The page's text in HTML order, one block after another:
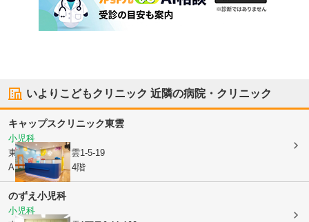
いよりこどもクリニック 近隣の病院・クリニック
キャップスクリニック東雲
小児科
東京都江東区東雲1-5-19
AIP25豊洲ビル 4階
のずえ小児科
小児科